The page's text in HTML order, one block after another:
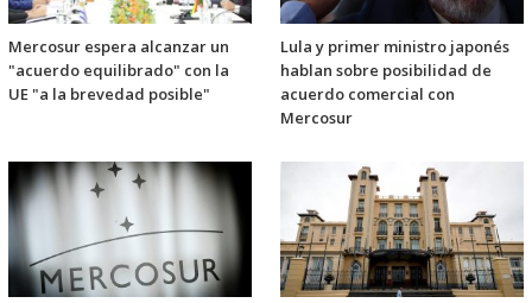
Mercosur espera alcanzar un
"acuerdo equilibrado" con la
UE "a la brevedad posible"
Lula y primer ministro japonés
hablan sobre posibilidad de
acuerdo comercial con
Mercosur